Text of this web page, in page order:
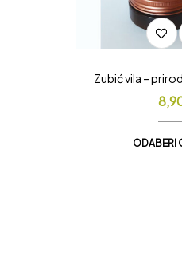
Zubić vila –
ODABERI